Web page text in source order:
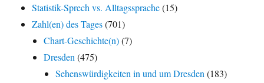
Statistik-Sprech vs. Alltagssprache(15)
Zahl(en) des Tages(701)
Chart-Geschichte(n)(7)
Dresden (475)
Sehenswürdigkeiten in und um Dresden (183)